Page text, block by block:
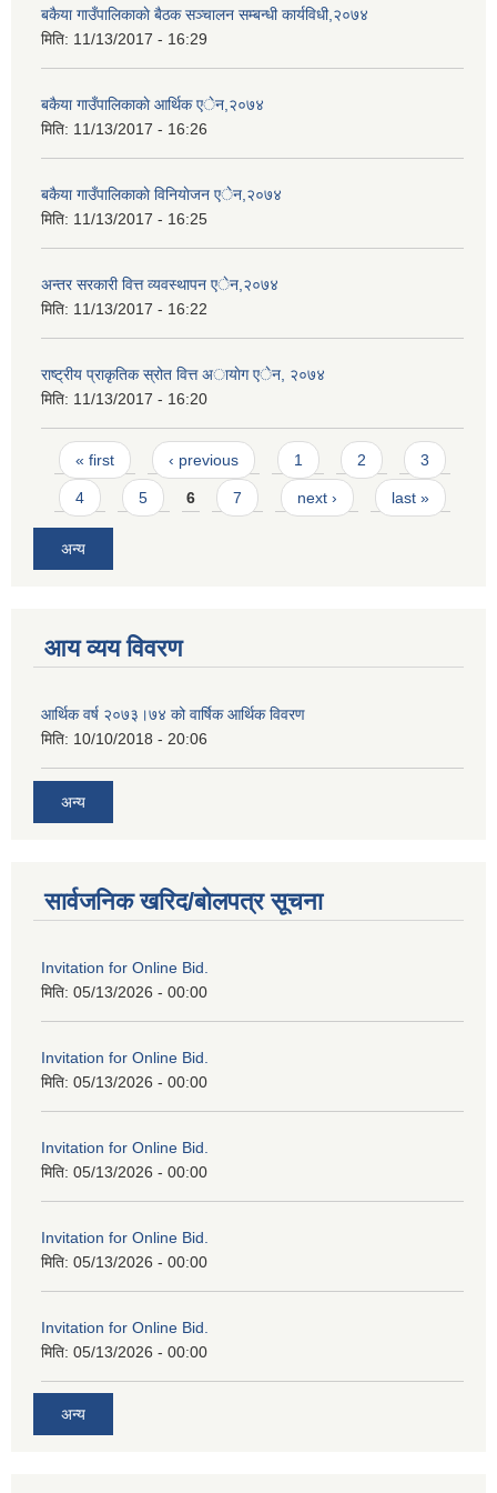
बकैया गाउँपालिकाकाे बैठक सञ्चालन सम्बन्धी कार्यविधी,२०७४
मिति: 11/13/2017 - 16:29
बकैया गाउँपालिकाकाे आर्थिक एेन,२०७४
मिति: 11/13/2017 - 16:26
बकैया गाउँपालिकाकाे विनियाेजन एेन,२०७४
मिति: 11/13/2017 - 16:25
अन्तर सरकारी वित्त व्यवस्थापन एेन,२०७४
मिति: 11/13/2017 - 16:22
राष्ट्रीय प्राकृतिक स्रोत वित्त अायाेग एेन, २०७४
मिति: 11/13/2017 - 16:20
Pages
« first ‹ previous 1 2 3
4 5 6 7 next › last »
अन्य
आय व्यय विवरण
आर्थिक वर्ष २०७३।७४ को वार्षिक आर्थिक विवरण
मिति: 10/10/2018 - 20:06
अन्य
सार्वजनिक खरिद/बोलपत्र सूचना
Invitation for Online Bid.
मिति: 05/13/2026 - 00:00
Invitation for Online Bid.
मिति: 05/13/2026 - 00:00
Invitation for Online Bid.
मिति: 05/13/2026 - 00:00
Invitation for Online Bid.
मिति: 05/13/2026 - 00:00
Invitation for Online Bid.
मिति: 05/13/2026 - 00:00
अन्य